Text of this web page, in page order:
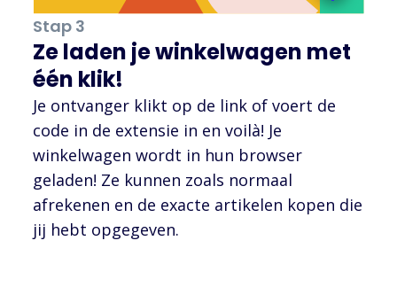
Stap 3
Ze laden je winkelwagen met
één klik!
Je ontvanger klikt op de link of voert de
code in de extensie in en voilà! Je
winkelwagen wordt in hun browser
geladen! Ze kunnen zoals normaal
afrekenen en de exacte artikelen kopen die
jij hebt opgegeven.